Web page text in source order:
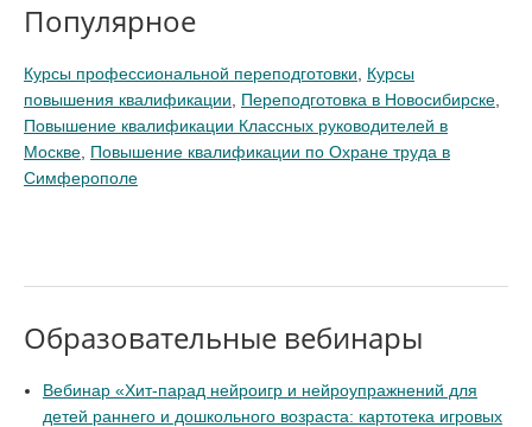
Популярное
Курсы профессиональной переподготовки
Курсы
повышения квалификации
Переподготовка в Новосибирске
Повышение квалификации Классных руководителей в
Москве Повышение квалификации по Охране труда в
Симферополе
Образовательные вебинары
Вебинар «Хит-парад нейроигр и нейроупражнений для
детей раннего и дошкольного возраста: картотека игровых